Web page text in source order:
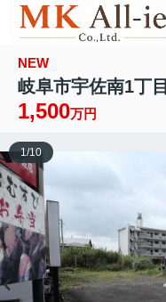
NEW
岐阜市宇佐南1丁目
1,500万円
1/10